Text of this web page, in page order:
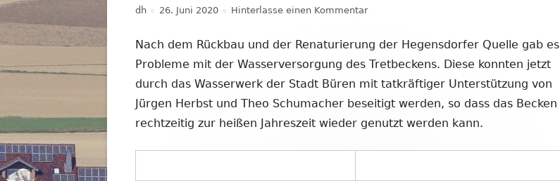
LANDJUGEND
MUSIKVEREIN
RESERVISTEN
Autor
dh
Veröffentlicht
26. Juni 2020 Hinterlasse einen Kommentarzu Tretbecken wieder in Betrieb
Nach dem Rückbau und der Renaturierung der Hegensdorfer Quelle gab es
Probleme mit der Wasserversorgung des Tretbeckens. Diese konnten jetzt
durch das Wasserwerk der Stadt Büren mit tatkräftiger Unterstützung von
Jürgen Herbst und Theo Schumacher beseitigt werden, so dass das Becken
rechtzeitig zur heißen Jahreszeit wieder genutzt werden kann.